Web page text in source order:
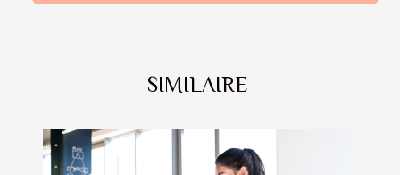
SIMILAIRE